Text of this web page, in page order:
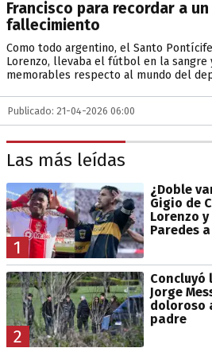
Francisco para recordar a
fallecimiento
Como todo argentino, el Santo
Lorenzo, llevaba el fútbol en la sangre
memorables respecto al mundo del
Publicado: 21-04-2026 06:00
Las más leídas
1
¿Doble
Gigio de
Lorenzo
Paredes
2
Concluyó
Jorge
doloroso
padre